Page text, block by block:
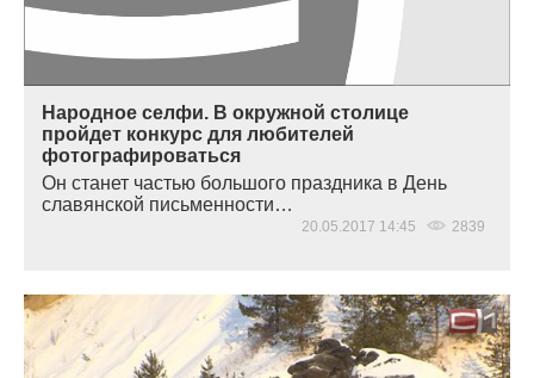
Народное селфи. В окружной столице
пройдет конкурс для любителей
фотографироваться
Он станет частью большого праздника в День
славянской письменности…
20.05.2017 14:45 2839